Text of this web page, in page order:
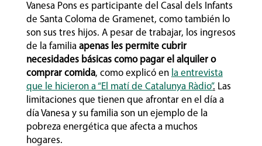
Vanesa Pons es participante del Casal dels Infants
de Santa Coloma de Gramenet, como también lo
son sus tres hijos. A pesar de trabajar, los ingresos
de la familia apenas les permite cubrir
necesidades básicas como pagar el alquiler o
comprar comida, como explicó en la entrevista
que le hicieron a “El matí de Catalunya Ràdio”. Las
limitaciones que tienen que afrontar en el día a
día Vanesa y su familia son un ejemplo de la
pobreza energética que afecta a muchos
hogares.